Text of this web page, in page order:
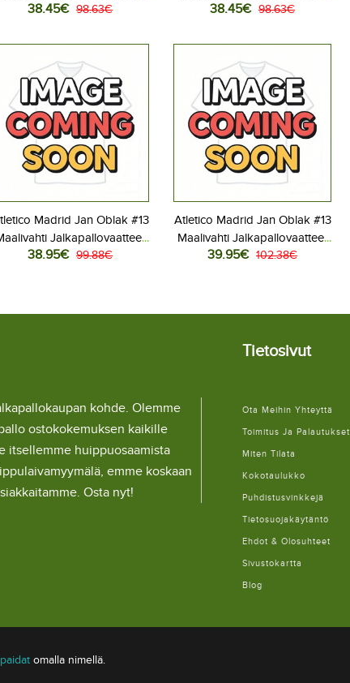
Lasten Vieraspeliasu 2025-
housut)
38.45€ 98.63€
Lasten Kolmas peliasu 2025-
housut)
38.45€ 98.63€
Madrid Jan Oblak #13
Jalkapallovaatteet
Kolmaspaita 2025-26
38.95€ 99.88€
Atletico Madrid Jan Oblak #13
Maalivahti Jalkapallovaatteet
Kotipaita 2025-26
39.95€ 102.38€
kohde. Olemme
ostokokemuksen kaikille
itsellemme huippuosaamista
emme koskaan
Osta nyt!
Tietosivut
Ota Meihin Yhteyttä
Toimitus Ja Palautukset
Miten Tilata
Kokotaulukko
Puhdistusvinkkejä
Tietosuojakäytäntö
Ehdot & Olosuhteet
Sivustokartta
Blog
omalla nimellä.